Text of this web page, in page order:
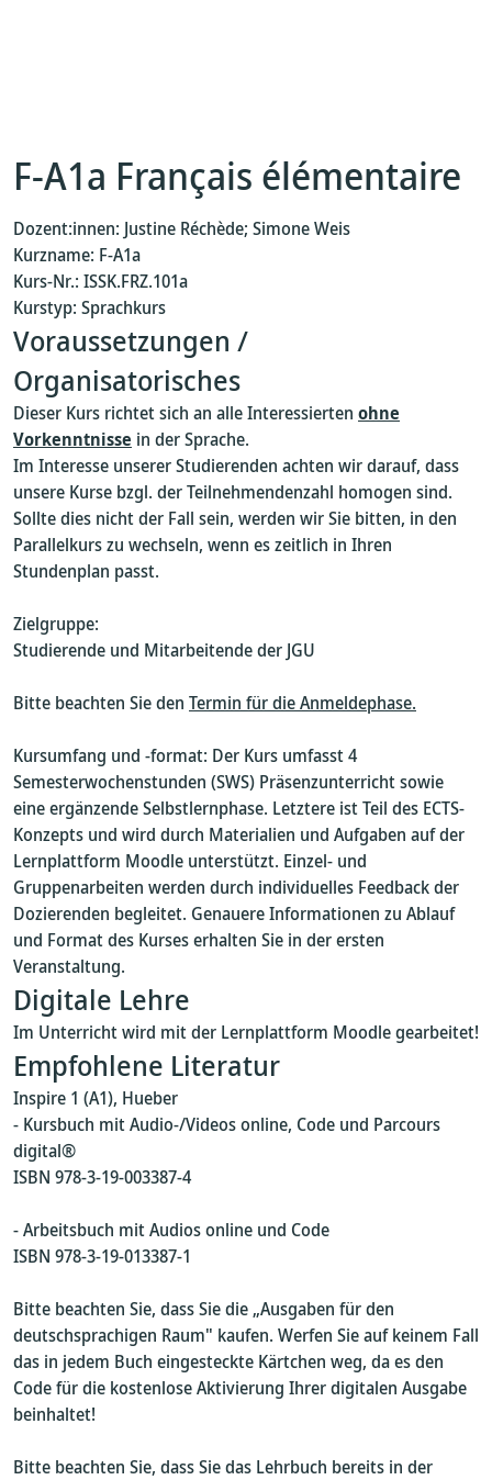
F-A1a Français élémentaire
Dozent:innen: Justine Réchède; Simone Weis
Kurzname: F-A1a
Kurs-Nr.: ISSK.FRZ.101a
Kurstyp: Sprachkurs
Voraussetzungen /
Organisatorisches
Dieser Kurs richtet sich an alle Interessierten ohne
Vorkenntnisse in der Sprache.
Im Interesse unserer Studierenden achten wir darauf, dass
unsere Kurse bzgl. der Teilnehmendenzahl homogen sind.
Sollte dies nicht der Fall sein, werden wir Sie bitten, in den
Parallelkurs zu wechseln, wenn es zeitlich in Ihren
Stundenplan passt.
Zielgruppe:
Studierende und Mitarbeitende der JGU
Bitte beachten Sie den Termin für die Anmeldephase.
Kursumfang und -format: Der Kurs umfasst 4
Semesterwochenstunden (SWS) Präsenzunterricht sowie
eine ergänzende Selbstlernphase. Letztere ist Teil des ECTS-
Konzepts und wird durch Materialien und Aufgaben auf der
Lernplattform Moodle unterstützt. Einzel- und
Gruppenarbeiten werden durch individuelles Feedback der
Dozierenden begleitet. Genauere Informationen zu Ablauf
und Format des Kurses erhalten Sie in der ersten
Veranstaltung.
Digitale Lehre
Im Unterricht wird mit der Lernplattform Moodle gearbeitet!
Empfohlene Literatur
Inspire 1 (A1), Hueber
- Kursbuch mit Audio-/Videos online, Code und Parcours
digital®
ISBN 978-3-19-003387-4
- Arbeitsbuch mit Audios online und Code
ISBN 978-3-19-013387-1
Bitte beachten Sie, dass Sie die „Ausgaben für den
deutschsprachigen Raum" kaufen. Werfen Sie auf keinem Fall
das in jedem Buch eingesteckte Kärtchen weg, da es den
Code für die kostenlose Aktivierung Ihrer digitalen Ausgabe
beinhaltet!
Bitte beachten Sie, dass Sie das Lehrbuch bereits in der